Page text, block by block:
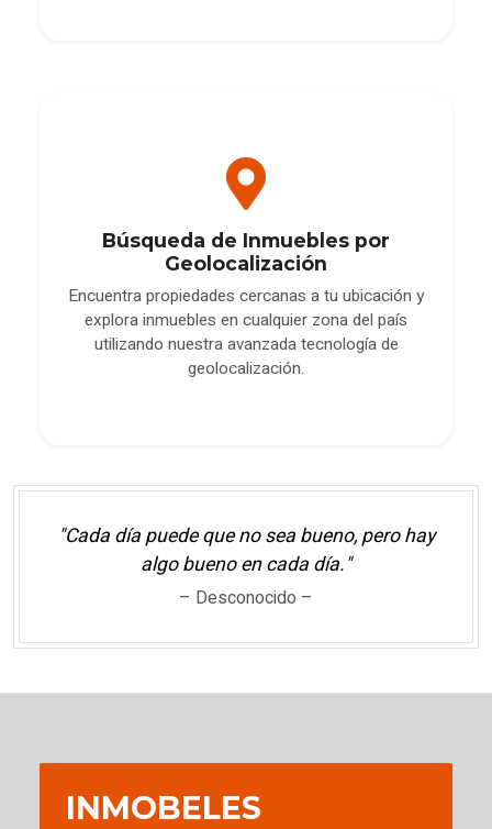
Búsqueda de Inmuebles por
Geolocalización
Encuentra propiedades cercanas a tu ubicación y
explora inmuebles en cualquier zona del país
utilizando nuestra avanzada tecnología de
geolocalización.
"Cada día puede que no sea bueno, pero hay
algo bueno en cada día."
– Desconocido –
INMOBELES